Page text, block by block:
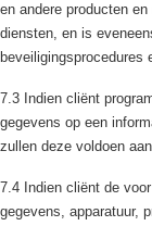
en andere producten
diensten, en is
beveiligingsprocedures
7.3 Indien cliënt
gegevens op een
zullen deze voldoen
7.4 Indien cliënt de
gegevens, apparatuur,